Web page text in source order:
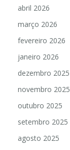
abril 2026
março 2026
fevereiro 2026
janeiro 2026
dezembro 2025
novembro 2025
outubro 2025
setembro 2025
agosto 2025